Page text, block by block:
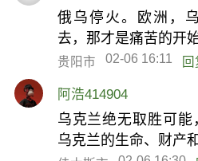
俄乌停火。欧洲，
去，那才是痛苦的开始
贵阳市 02-06 16:11 回
阿浩414904
乌克兰绝无取胜可能
乌克兰的生命、财产